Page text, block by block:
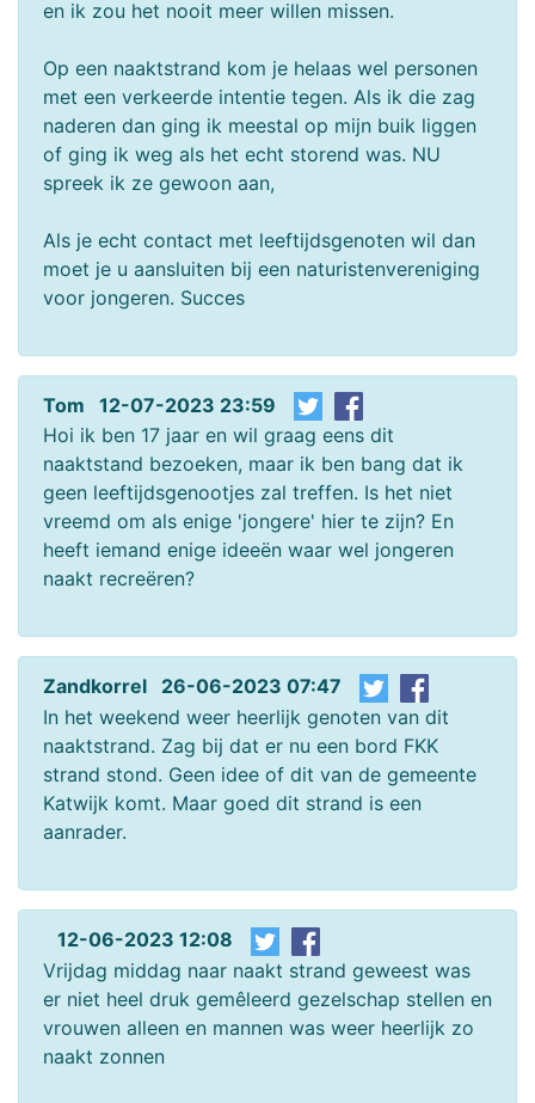
en ik zou het nooit meer willen missen.
Op een naaktstrand kom je helaas wel personen
met een verkeerde intentie tegen. Als ik die zag
naderen dan ging ik meestal op mijn buik liggen
of ging ik weg als het echt storend was. NU
spreek ik ze gewoon aan,
Als je echt contact met leeftijdsgenoten wil dan
moet je u aansluiten bij een naturistenvereniging
voor jongeren. Succes
Tom 12-07-2023 23:59
Hoi ik ben 17 jaar en wil graag eens dit
naaktstand bezoeken, maar ik ben bang dat ik
geen leeftijdsgenootjes zal treffen. Is het niet
vreemd om als enige 'jongere' hier te zijn? En
heeft iemand enige ideeën waar wel jongeren
naakt recreëren?
Zandkorrel 26-06-2023 07:47
In het weekend weer heerlijk genoten van dit
naaktstrand. Zag bij dat er nu een bord FKK
strand stond. Geen idee of dit van de gemeente
Katwijk komt. Maar goed dit strand is een
aanrader.
12-06-2023 12:08
Vrijdag middag naar naakt strand geweest was
er niet heel druk gemêleerd gezelschap stellen en
vrouwen alleen en mannen was weer heerlijk zo
naakt zonnen